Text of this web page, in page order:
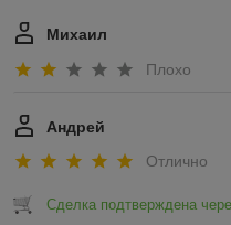
Михаил
Плохо
Андрей
Отлично
Сделка подтверждена